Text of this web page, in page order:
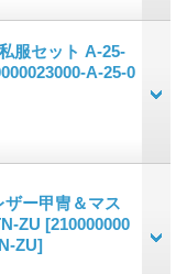
服セット A-25-
A-25-0
ー甲冑＆マス
ZU [210000000
ZU]